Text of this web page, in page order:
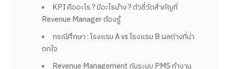
KPI คืออะไร ? มีอะไรบ้าง ? ตัวชี้วัดสำคัญที่
Revenue Manager ต้องรู้
กรณีศึกษา : โรงแรม A vs โรงแรม B ผลต่างที่น่า
ตกใจ